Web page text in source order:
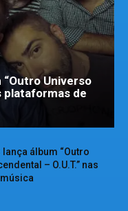
“Outro Universo
plataformas de
lança álbum “Outro
– O.U.T.” nas